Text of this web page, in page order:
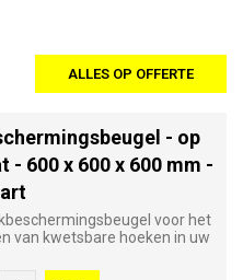
ALLES OP OFFERTE
- op
- 600 x 600 x 600 mm -
voor het
van kwetsbare hoeken in uw